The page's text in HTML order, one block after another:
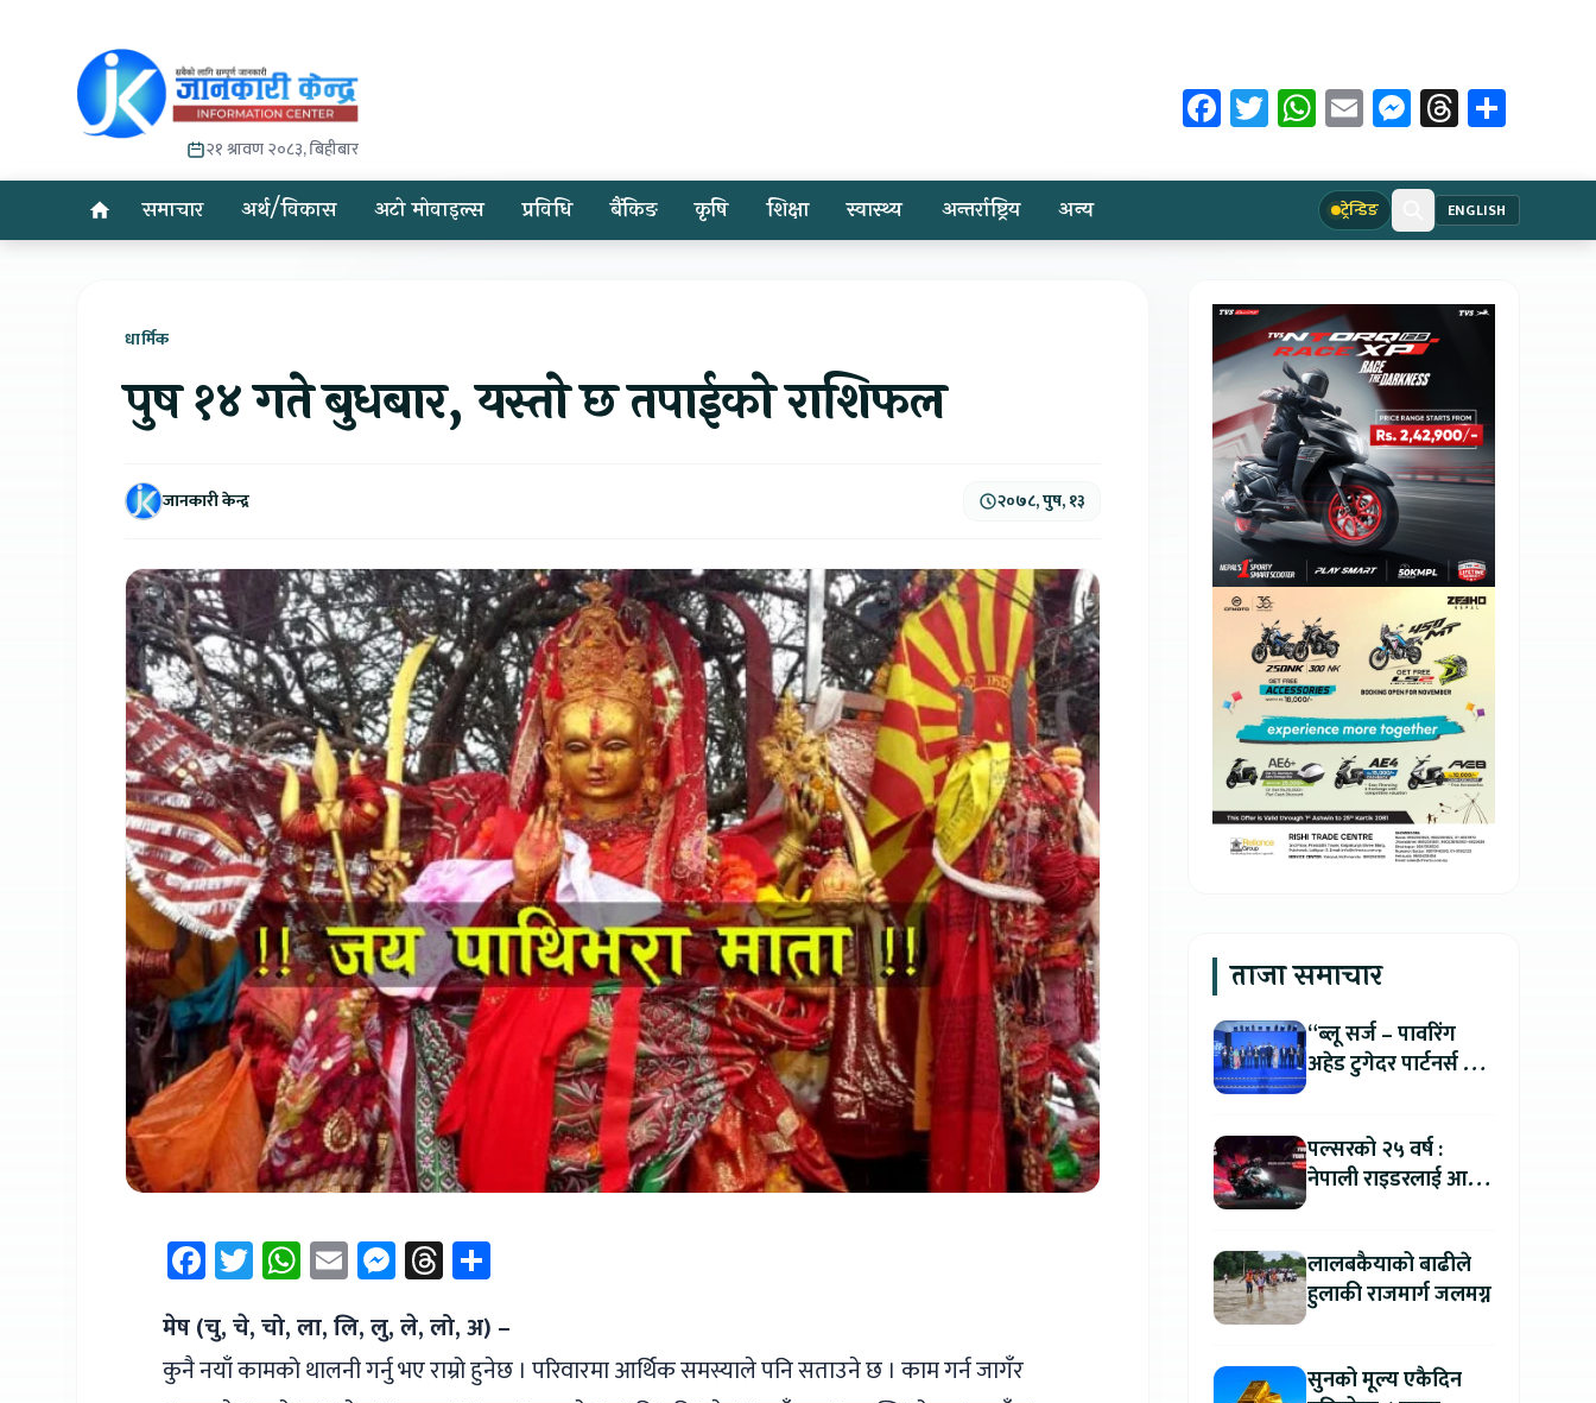
२१ श्रावण २०८३, बिहीबार
Facebook
Twitter
WhatsApp
EmailMessenger
Threads
समाचार अर्थ/विकास अटो मोवाइल्स प्रविधि बैंकिङ कृषि शिक्षा स्वास्थ्य अन्तर्राष्ट्रिय अन्य ट्रेन्डिङ ENGLISH
धार्मिक
पुष १४ गते बुधबार, यस्तो छ तपाईको राशिफल
जानकारी केन्द्र २०७८, पुष, १३
Facebook
Twitter
WhatsApp
EmailMessenger
Threads
मेष (चु, चे, चो, ला, लि, लु, ले, लो, अ) –
कुनै नयाँ कामको थालनी गर्नु भए राम्रो हुनेछ । परिवारमा आर्थिक समस्याले पनि सताउने छ । काम गर्न जागँर
ताजा समाचार
“ब्लू सर्ज – पावरिंग
अहेड टुगेदर पार्टनर्स मीट
यामाहाको घोषणा
पल्सरको २५ वर्ष :
नेपाली राइडरलाई आफ्नै
सुनौलो अवसर
लालबकैयाको बाढीले
हुलाकी राजमार्ग जलमग्न
सुनको मूल्य एकैदिन